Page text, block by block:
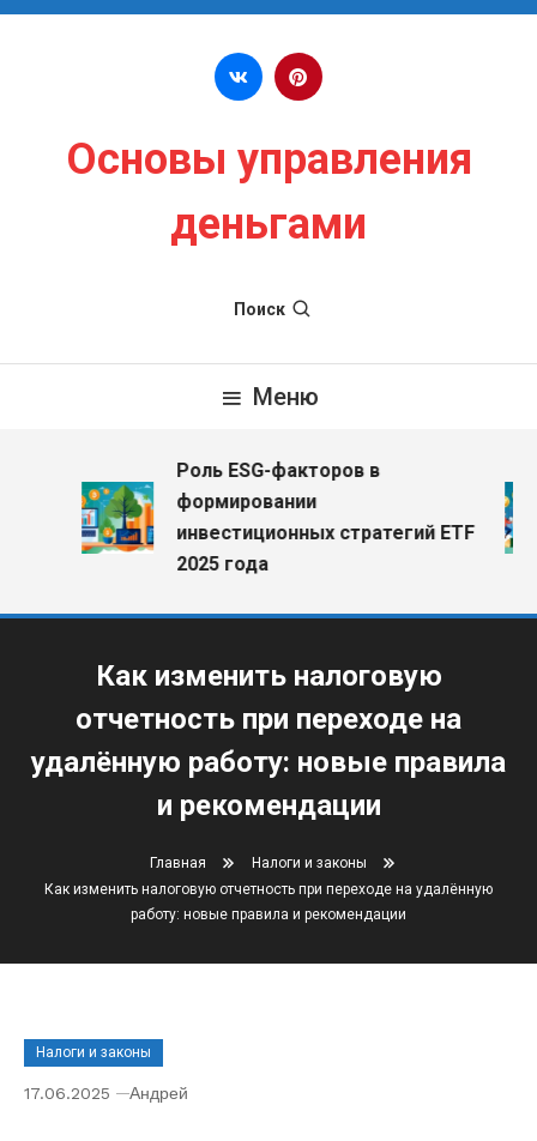
Перейти к содержимому
Основы управления
деньгами
Поиск
Меню
Роль ESG-факторов в
формировании
инвестиционных стратегий ETF
2025 года
Как изменить налоговую
отчетность при переходе на
удалённую работу: новые правила
и рекомендации
Главная
Налоги и законы
Как изменить налоговую отчетность при переходе на удалённую
работу: новые правила и рекомендации
Налоги и законы
17.06.2025 Андрей